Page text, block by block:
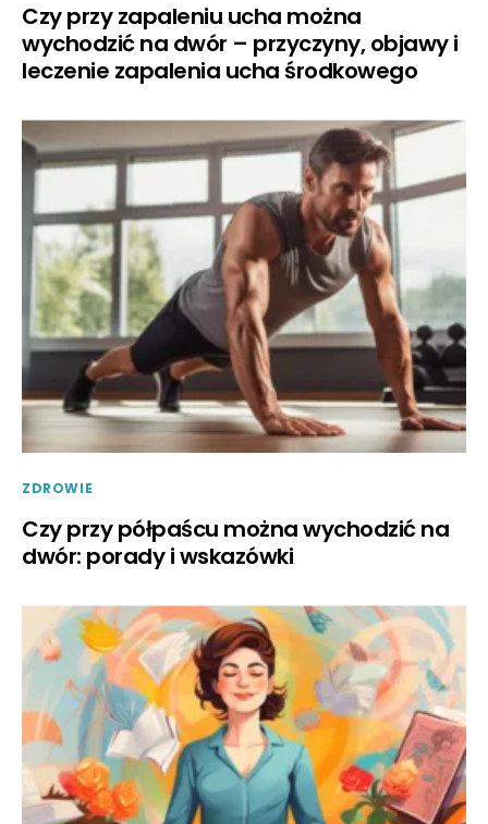
Czy przy zapaleniu ucha można
wychodzić na dwór – przyczyny, objawy i
leczenie zapalenia ucha środkowego
ZDROWIE
Czy przy półpaścu można wychodzić na
dwór: porady i wskazówki